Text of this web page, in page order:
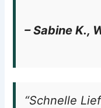
– Sabine K.,
“Schnelle